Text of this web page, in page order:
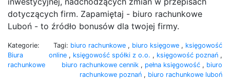
dotyczących firm. Zapamiętaj - biuro rachunkowe
Luboń - to źródło bonusów dla twojej firmy.
Kategorie:
Biura
rachunkowe
Tagi: biuro rachunkowe , biuro księgowe , księgowość
online , księgowość spółki z o.o. , księgowość poznań ,
biuro rachunkowe cennik , pełna księgowość , biuro
rachunkowe poznań , biuro rachunkowe luboń